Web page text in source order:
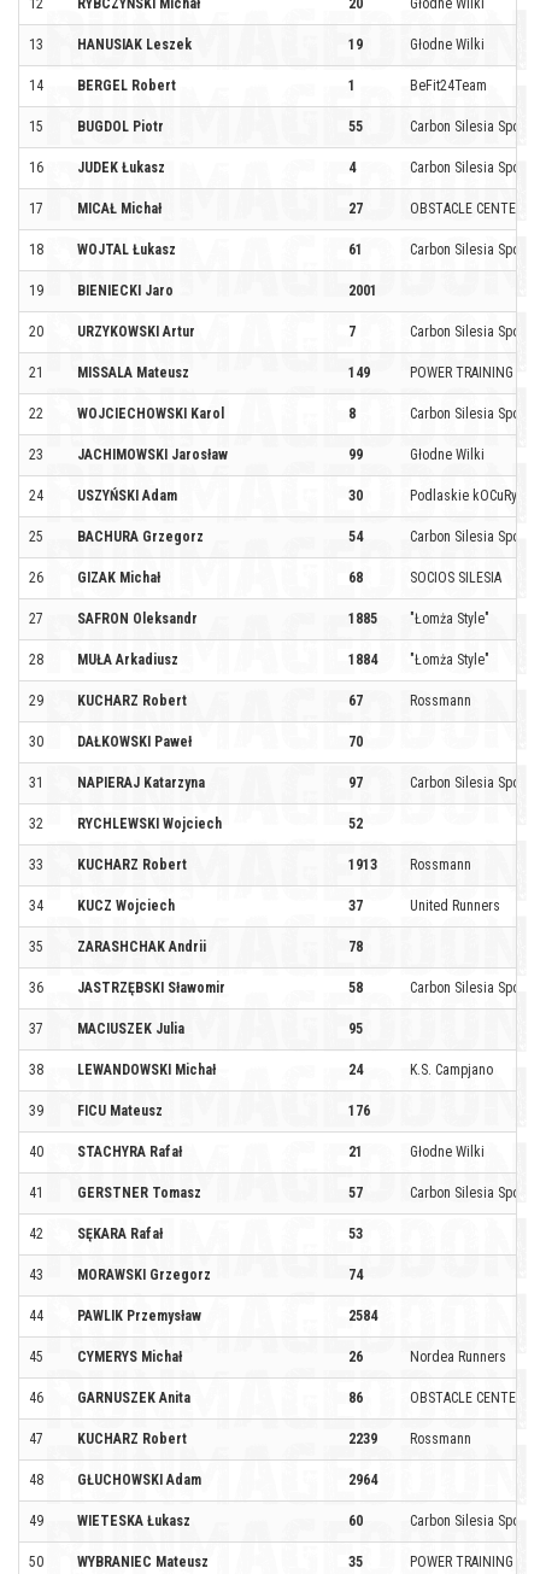
12 RYBCZYŃSKI Michał 20 Głodne Wilki
13 HANUSIAK Leszek 19 Głodne Wilki
14 BERGEL Robert 1 BeFit24Team
15 BUGDOL Piotr 55 Carbon Silesia Sport
16 JUDEK Łukasz 4 Carbon Silesia Sport
17 MICAŁ Michał 27 OBSTACLE CENTER
18 WOJTAL Łukasz 61 Carbon Silesia Sport
19 BIENIECKI Jaro 2001
20 URZYKOWSKI Artur 7 Carbon Silesia Sport
21 MISSALA Mateusz 149 POWER TRAINING
22 WOJCIECHOWSKI Karol 8 Carbon Silesia Sport
23 JACHIMOWSKI Jarosław 99 Głodne Wilki
24 USZYŃSKI Adam 30 Podlaskie kOCuRy
25 BACHURA Grzegorz 54 Carbon Silesia Sport
26 GIZAK Michał 68 SOCIOS SILESIA
27 SAFRON Oleksandr 1885 "Łomża Style"
28 MUŁA Arkadiusz 1884 "Łomża Style"
29 KUCHARZ Robert 67 Rossmann
30 DAŁKOWSKI Paweł 70
31 NAPIERAJ Katarzyna 97 Carbon Silesia Sport
32 RYCHLEWSKI Wojciech 52
33 KUCHARZ Robert 1913 Rossmann
34 KUCZ Wojciech 37 United Runners
35 ZARASHCHAK Andrii 78
36 JASTRZĘBSKI Sławomir 58 Carbon Silesia Sport
37 MACIUSZEK Julia 95
38 LEWANDOWSKI Michał 24 K.S. Campjano
39 FICU Mateusz 176
40 STACHYRA Rafał 21 Głodne Wilki
41 GERSTNER Tomasz 57 Carbon Silesia Sport
42 SĘKARA Rafał 53
43 MORAWSKI Grzegorz 74
44 PAWLIK Przemysław 2584
45 CYMERYS Michał 26 Nordea Runners
46 GARNUSZEK Anita 86 OBSTACLE CENTER
47 KUCHARZ Robert 2239 Rossmann
48 GŁUCHOWSKI Adam 2964
49 WIETESKA Łukasz 60 Carbon Silesia Sport
50 WYBRANIEC Mateusz 35 POWER TRAINING